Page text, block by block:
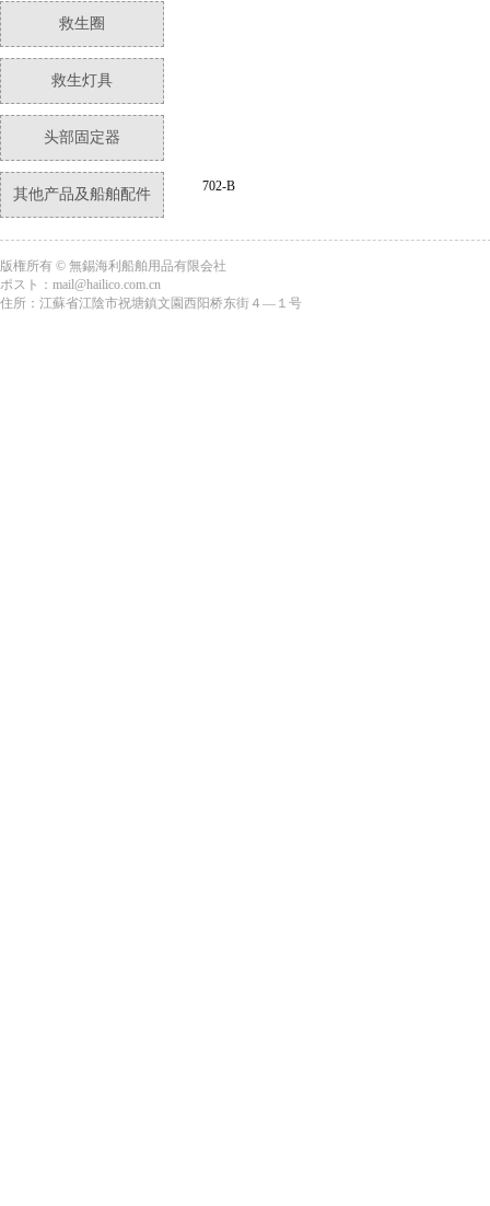
救生圈
救生灯具
头部固定器
其他产品及船舶配件 702-B
版権所有 © 無錫海利船舶用品有限会社
ポスト：mail@hailico.com.cn
住所：江蘇省江陰市祝塘鎮文園西阳桥东街４―１号